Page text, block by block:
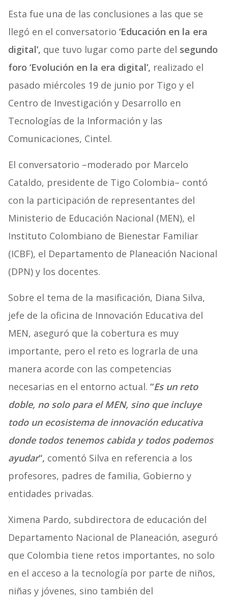
Esta fue una de las conclusiones a las que se
llegó en el conversatorio ‘Educación en la era
digital’, que tuvo lugar como parte del segundo
foro ‘Evolución en la era digital’, realizado el
pasado miércoles 19 de junio por Tigo y el
Centro de Investigación y Desarrollo en
Tecnologías de la Información y las
Comunicaciones, Cintel.
El conversatorio –moderado por Marcelo
Cataldo, presidente de Tigo Colombia– contó
con la participación de representantes del
Ministerio de Educación Nacional (MEN), el
Instituto Colombiano de Bienestar Familiar
(ICBF), el Departamento de Planeación Nacional
(DPN) y los docentes.
Sobre el tema de la masificación, Diana Silva,
jefe de la oficina de Innovación Educativa del
MEN, aseguró que la cobertura es muy
importante, pero el reto es lograrla de una
manera acorde con las competencias
necesarias en el entorno actual. “Es un reto
doble, no solo para el MEN, sino que incluye
todo un ecosistema de innovación educativa
donde todos tenemos cabida y todos podemos
ayudar“, comentó Silva en referencia a los
profesores, padres de familia, Gobierno y
entidades privadas.
Ximena Pardo, subdirectora de educación del
Departamento Nacional de Planeación, aseguró
que Colombia tiene retos importantes, no solo
en el acceso a la tecnología por parte de niños,
niñas y jóvenes, sino también del